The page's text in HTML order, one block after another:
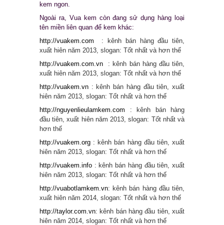
kem ngon.
Ngoài ra, Vua kem còn đang sử dụng hàng loại
tên miền liên quan để kem khác:
http://vuakem.com : kênh bán hàng đầu tiên,
xuất hiên năm 2013, slogan: Tốt nhất và hơn thế
http://vuakem.com.vn : kênh bán hàng đầu tiên,
xuất hiên năm 2013, slogan: Tốt nhất và hơn thế
http://vuakem.vn : kênh bán hàng đầu tiên, xuất
hiên năm 2013, slogan: Tốt nhất và hơn thế
http://nguyenlieulamkem.com : kênh bán hàng
đầu tiên, xuất hiên năm 2013, slogan: Tốt nhất và
hơn thế
http://vuakem.org : kênh bán hàng đầu tiên, xuất
hiên năm 2013, slogan: Tốt nhất và hơn thế
http://vuakem.info : kênh bán hàng đầu tiên, xuất
hiên năm 2013, slogan: Tốt nhất và hơn thế
http://vuabotlamkem.vn: kênh bán hàng đầu tiên,
xuất hiên năm 2014, slogan: Tốt nhất và hơn thế
http://taylor.com.vn: kênh bán hàng đầu tiên, xuất
hiên năm 2014, slogan: Tốt nhất và hơn thế